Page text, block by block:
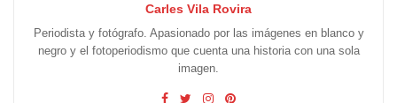
Carles Vila Rovira
Periodista y fotógrafo. Apasionado por las imágenes en blanco y
negro y el fotoperiodismo que cuenta una historia con una sola
imagen.